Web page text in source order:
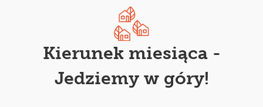
Kierunek miesiąca -
Jedziemy w góry!